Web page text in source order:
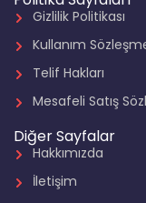
Gizlilik Politikası
Kullanım
Telif Hakları
Mesafeli Satış
Diğer Sayfalar
Hakkımızda
İletişim